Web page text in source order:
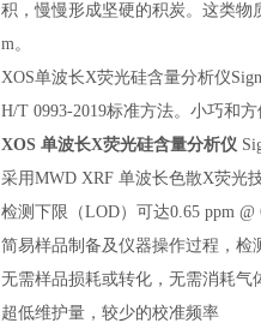
积，慢慢形成坚硬的积炭。这类物
m。
XOS单波长X荧光硅含量分析仪
H/T 0993-2019标准方法。小巧和
XOS 单波长X荧光硅含量分析仪
采用MWD XRF 单波长色散X荧光
检测下限（LOD）可达0.65 ppm @
简易样品制备及仪器操作过程，检
无需样品损耗或转化，无需消耗气
超低维护量，较少的校准频率